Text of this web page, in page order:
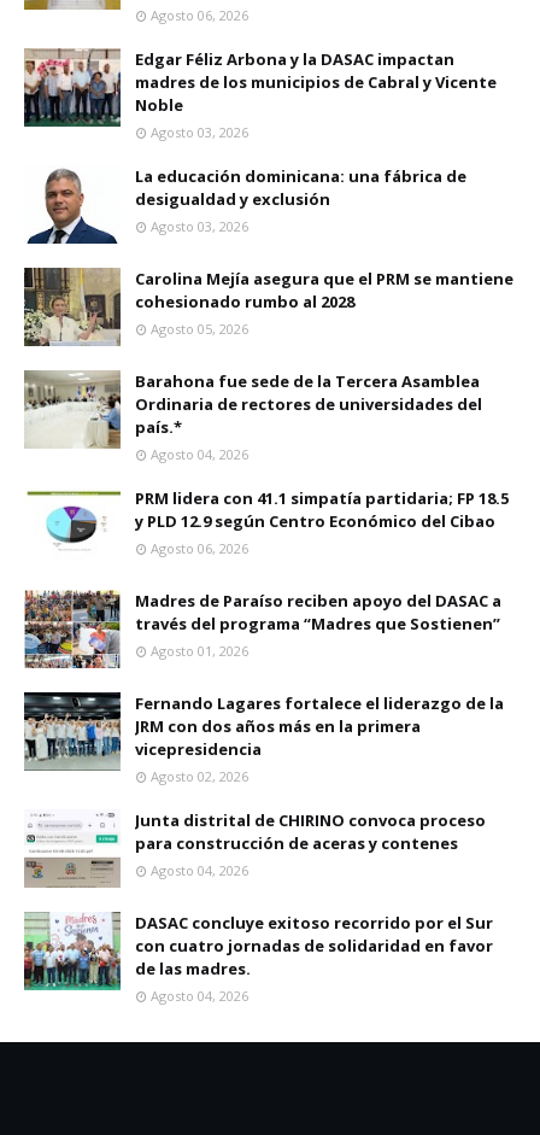
Agosto 06, 2026
Edgar Féliz Arbona y la DASAC impactan
madres de los municipios de Cabral y Vicente
Noble
Agosto 03, 2026
La educación dominicana: una fábrica de
desigualdad y exclusión
Agosto 03, 2026
Carolina Mejía asegura que el PRM se mantiene
cohesionado rumbo al 2028
Agosto 05, 2026
Barahona fue sede de la Tercera Asamblea
Ordinaria de rectores de universidades del
país.*
Agosto 04, 2026
PRM lidera con 41.1 simpatía partidaria; FP 18.5
y PLD 12.9 según Centro Económico del Cibao
Agosto 06, 2026
Madres de Paraíso reciben apoyo del DASAC a
través del programa “Madres que Sostienen”
Agosto 01, 2026
Fernando Lagares fortalece el liderazgo de la
JRM con dos años más en la primera
vicepresidencia
Agosto 02, 2026
Junta distrital de CHIRINO convoca proceso
para construcción de aceras y contenes
Agosto 04, 2026
DASAC concluye exitoso recorrido por el Sur
con cuatro jornadas de solidaridad en favor
de las madres.
Agosto 04, 2026